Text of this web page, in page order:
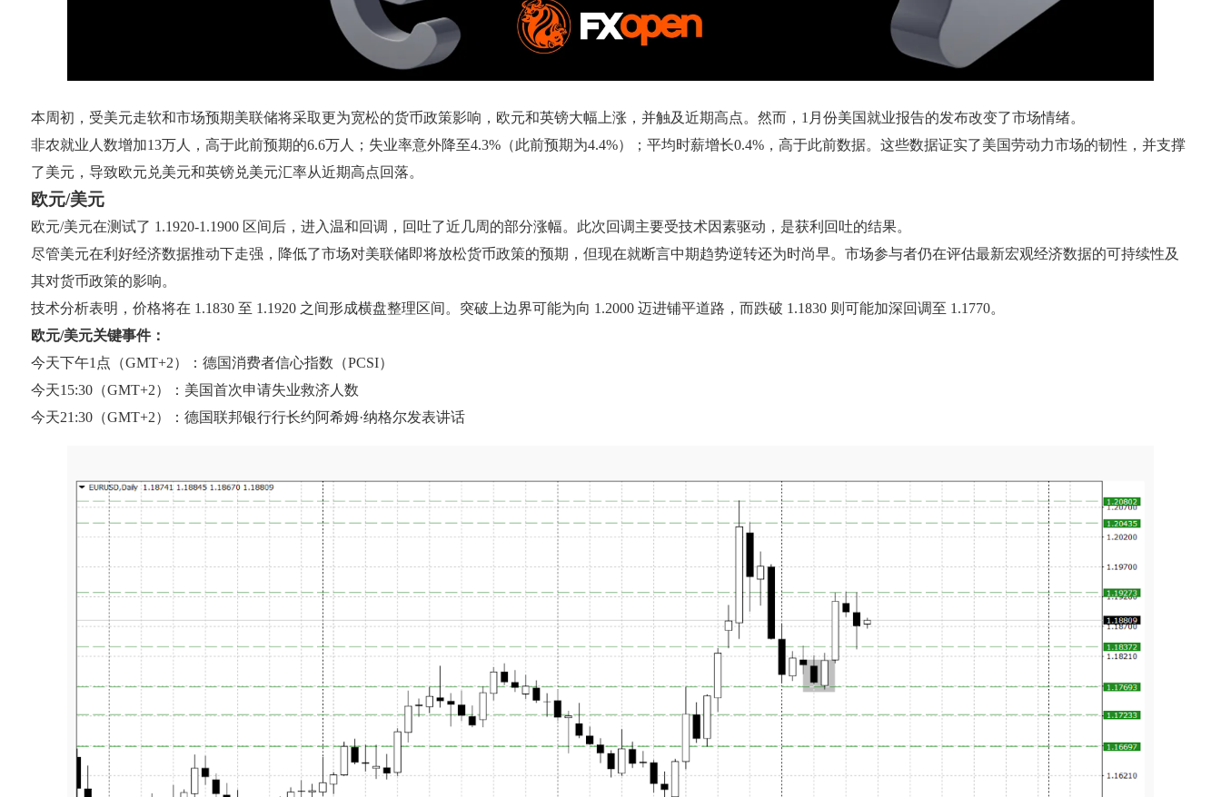
本周初，受美元走软和市场预期美联储将采取更为宽松的货币政策影响，欧元和英镑大幅上涨，并触及近期高点。然而，1月份美国就业报告的发布改变了市场情绪。
非农就业人数增加13万人，高于此前预期的6.6万人；失业率意外降至4.3%（此前预期为4.4%）；平均时薪增长0.4%，高于此前数据。这些数据证实了美国劳动力市场的韧性，并支撑
了美元，导致欧元兑美元和英镑兑美元汇率从近期高点回落。
欧元/美元
欧元/美元在测试了 1.1920-1.1900 区间后，进入温和回调，回吐了近几周的部分涨幅。此次回调主要受技术因素驱动，是获利回吐的结果。
尽管美元在利好经济数据推动下走强，降低了市场对美联储即将放松货币政策的预期，但现在就断言中期趋势逆转还为时尚早。市场参与者仍在评估最新宏观经济数据的可持续性及
其对货币政策的影响。
技术分析表明，价格将在 1.1830 至 1.1920 之间形成横盘整理区间。突破上边界可能为向 1.2000 迈进铺平道路，而跌破 1.1830 则可能加深回调至 1.1770。
欧元/美元关键事件：
今天下午1点（GMT+2）：德国消费者信心指数（PCSI）
今天15:30（GMT+2）：美国首次申请失业救济人数
今天21:30（GMT+2）：德国联邦银行行长约阿希姆·纳格尔发表讲话